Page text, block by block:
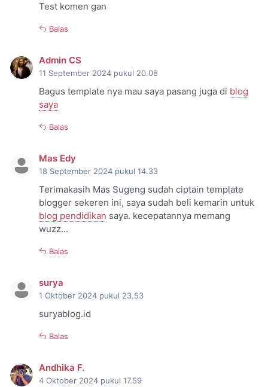
Test komen gan
Balas
Admin CS
11 September 2024 pukul 20.08
Bagus template nya mau saya pasang juga di blog
saya
Balas
Mas Edy
18 September 2024 pukul 14.33
Terimakasih Mas Sugeng sudah ciptain template
blogger sekeren ini, saya sudah beli kemarin untuk
blog pendidikan saya. kecepatannya memang
wuzz...
Balas
surya
1 Oktober 2024 pukul 23.53
suryablog.id
Balas
Andhika F.
4 Oktober 2024 pukul 17.59